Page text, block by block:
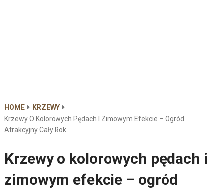
HOME
KRZEWY
Krzewy O Kolorowych Pędach I Zimowym Efekcie – Ogród
Atrakcyjny Cały Rok
Krzewy o kolorowych pędach i
zimowym efekcie – ogród